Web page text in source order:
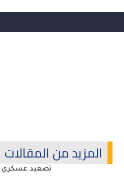
المزيد من المقالات
تصعيد عسكري